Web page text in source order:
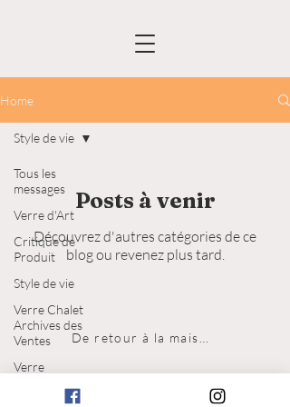
Home
Tous les
messages
Verre d'Art
Critique de
Produit
Style de vie
Verre Chalet
Archives des
Ventes
Verre
Archives des
Style de vie
Posts à venir
Découvrez d'autres catégories de ce
blog ou revenez plus tard.